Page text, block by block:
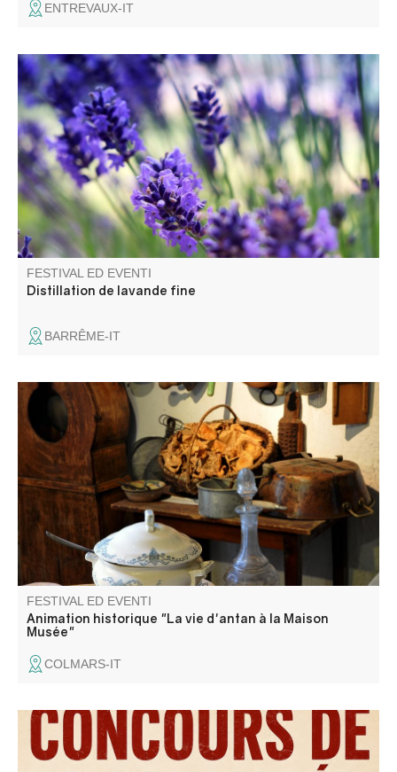
ENTREVAUX-IT
L’association « Alambics » vous propose une
démonstration de distillation de lavande fine dans les
alambics à vapeur au cœur du jardin du musée
intercommunal de la Distillerie.
FESTIVAL ED EVENTI
Distillation de lavande fine
BARRÊME-IT
La Maison Musée è un labirinto di stanze e corridoi. Per
orientarsi, perché non partecipare a un'animazione
storica?
FESTIVAL ED EVENTI
Animation historique "La vie d'antan à la Maison
Musée"
COLMARS-IT
Concours de boules carrées sponsorisé par l'entreprise
Norberto Andrade , Buvette et restauration sur place